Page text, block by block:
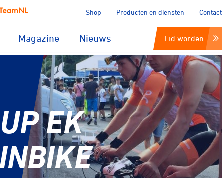
Shop Producten en diensten Contact
Magazine Nieuws Lid worden
EK